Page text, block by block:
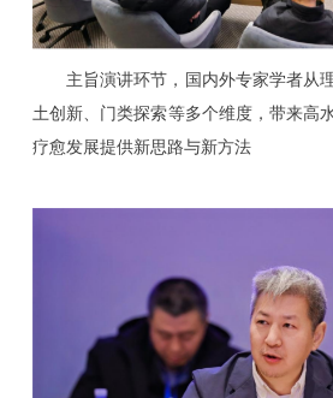
主旨演讲环节，国内外专家学者从
土创新、门类探索等多个维度，带来高
疗愈发展提供新思路与新方法